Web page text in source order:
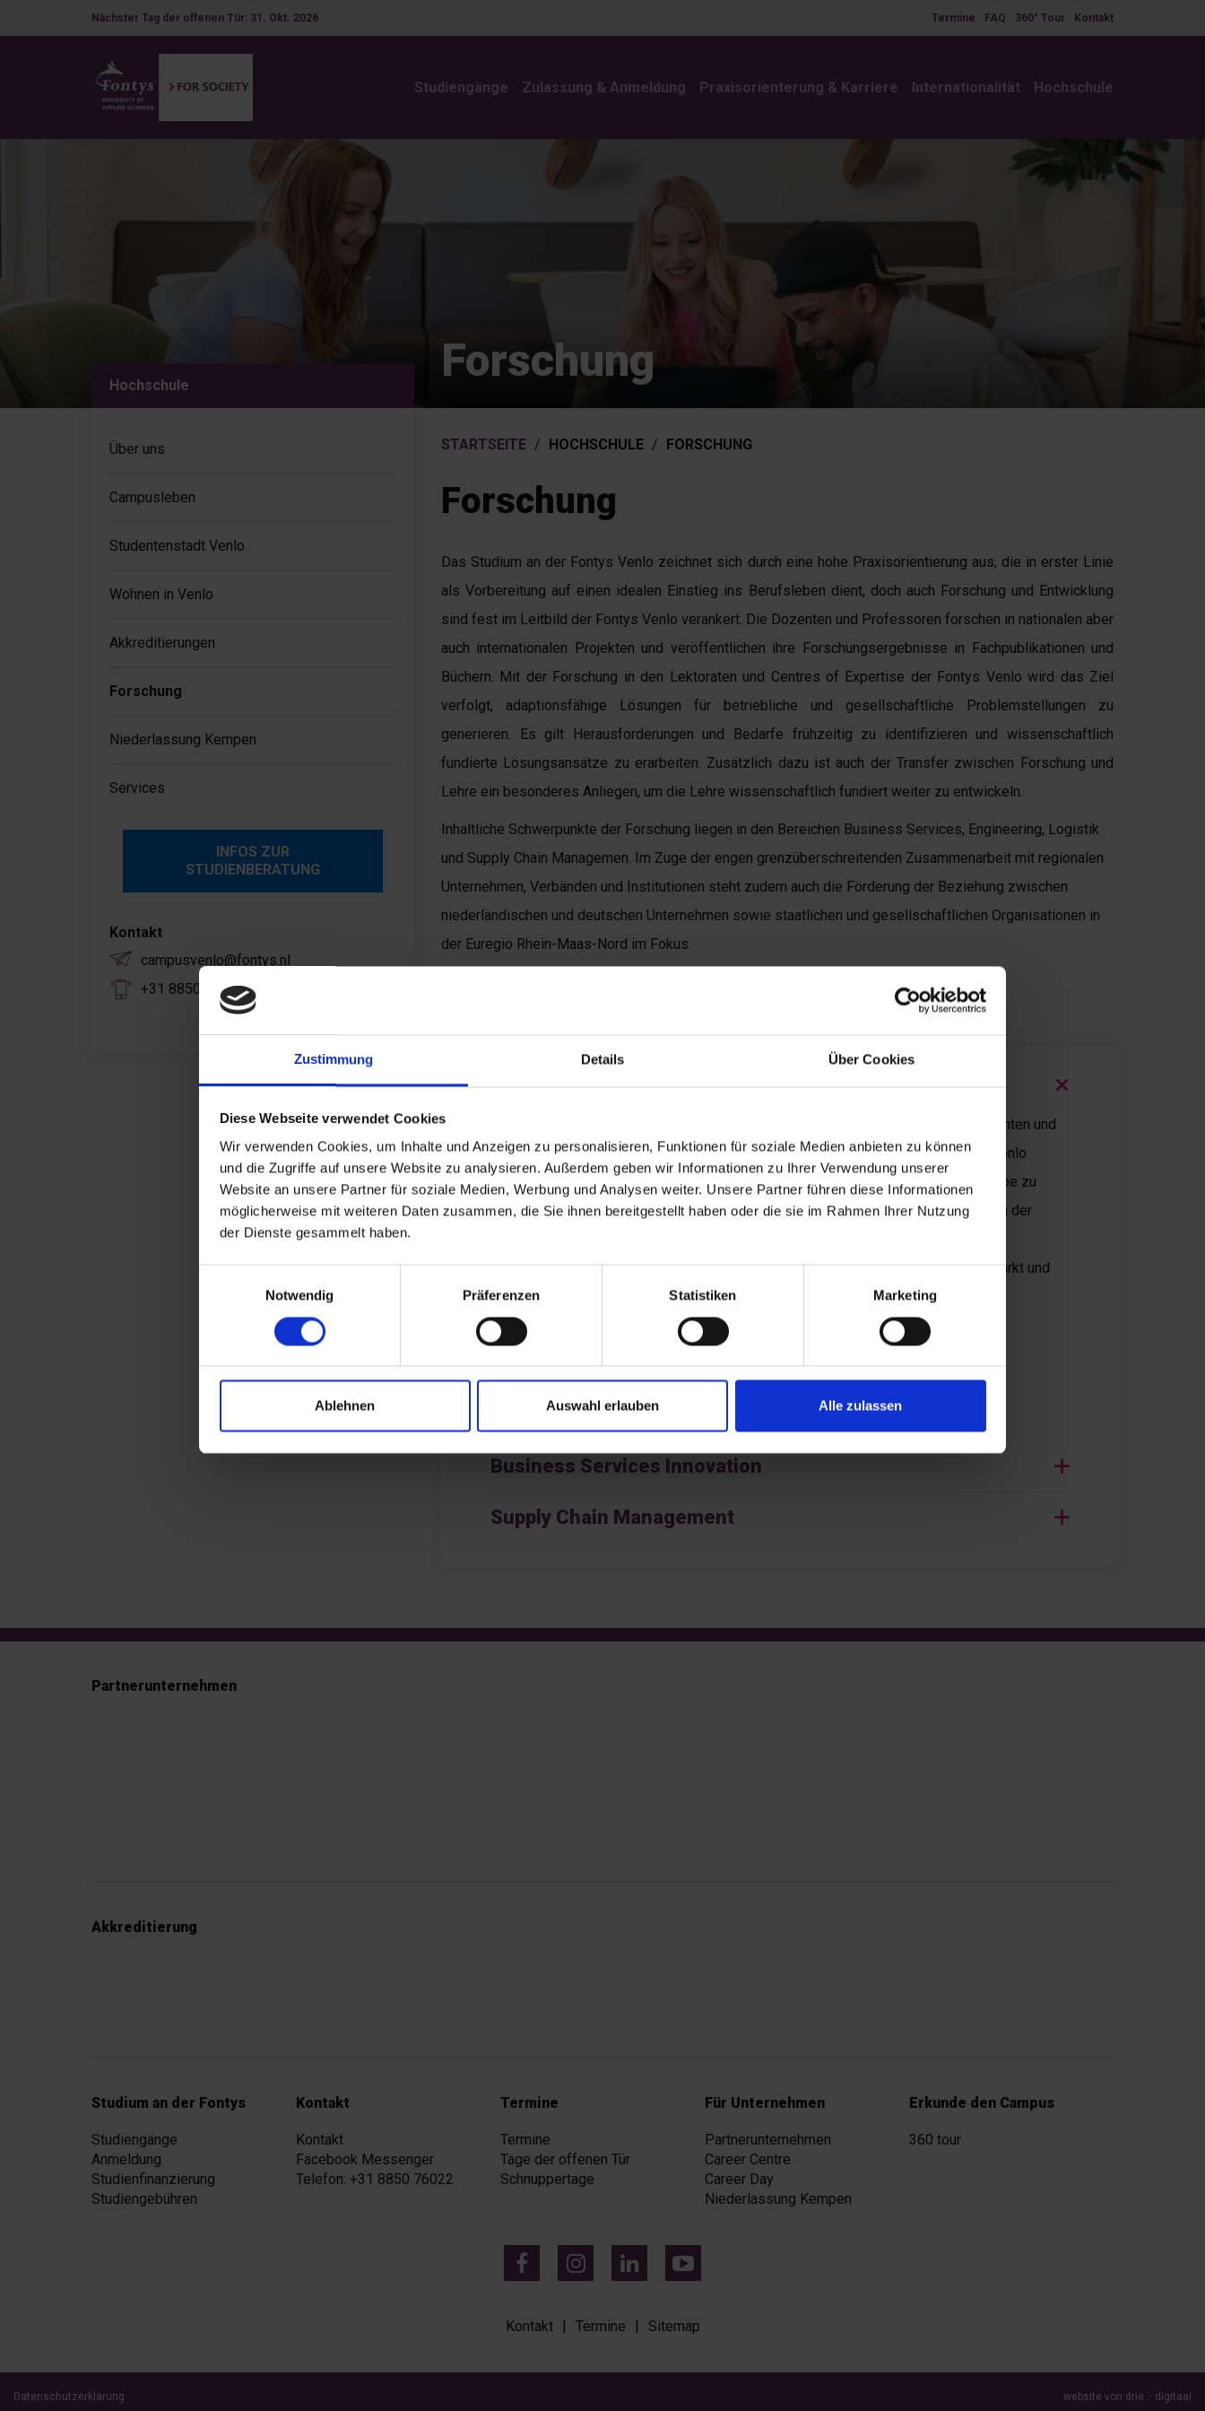
Zustimmung Details Über Cookies
Diese Webseite verwendet Cookies
Wir verwenden Cookies, um Inhalte und Anzeigen zu personalisieren, Funktionen für soziale Medien anbieten zu können
und die Zugriffe auf unsere Website zu analysieren. Außerdem geben wir Informationen zu Ihrer Verwendung unserer
Website an unsere Partner für soziale Medien, Werbung und Analysen weiter. Unsere Partner führen diese Informationen
möglicherweise mit weiteren Daten zusammen, die Sie ihnen bereitgestellt haben oder die sie im Rahmen Ihrer Nutzung
der Dienste gesammelt haben.
Notwendig
Präferenzen Statistiken Marketing
Ablehnen Auswahl erlauben Alle zulassen
Nächster Tag der offenen Tür: 31. Okt. 2026 Termine FAQ 360° Tour Kontakt
Studiengänge Zulassung & Anmeldung Praxisorienterung & Karriere Internationalität Hochschule
Forschung
Hochschule
Über uns
Campusleben
Studentenstadt Venlo
Wohnen in Venlo
Akkreditierungen
Forschung
Niederlassung Kempen
Services
INFOS ZUR
STUDIENBERATUNG
Kontakt
campusvenlo@fontys.nl
+31 8850 76022
STARTSEITE / HOCHSCHULE / FORSCHUNG
Forschung
Das Studium an der Fontys Venlo zeichnet sich durch eine hohe Praxisorientierung aus, die in erster Linie
als Vorbereitung auf einen idealen Einstieg ins Berufsleben dient, doch auch Forschung und Entwicklung
sind fest im Leitbild der Fontys Venlo verankert. Die Dozenten und Professoren forschen in nationalen aber
auch internationalen Projekten und veröffentlichen ihre Forschungsergebnisse in Fachpublikationen und
Büchern. Mit der Forschung in den Lektoraten und Centres of Expertise der Fontys Venlo wird das Ziel
verfolgt, adaptionsfähige Lösungen für betriebliche und gesellschaftliche Problemstellungen zu
generieren. Es gilt Herausforderungen und Bedarfe frühzeitig zu identifizieren und wissenschaftlich
fundierte Lösungsansätze zu erarbeiten. Zusätzlich dazu ist auch der Transfer zwischen Forschung und
Lehre ein besonderes Anliegen, um die Lehre wissenschaftlich fundiert weiter zu entwickeln.
Inhaltliche Schwerpunkte der Forschung liegen in den Bereichen Business Services, Engineering, Logistik
und Supply Chain Managemen. Im Zuge der engen grenzüberschreitenden Zusammenarbeit mit regionalen
Unternehmen, Verbänden und Institutionen steht zudem auch die Förderung der Beziehung zwischen
niederländischen und deutschen Unternehmen sowie staatlichen und gesellschaftlichen Organisationen in
der Euregio Rhein-Maas-Nord im Fokus.
Cross-Border Business Development
Das Forschungszentrum „Cross-Border Business Development“ unterstützt Studenten und
Firmen darin, die Chancen, die sich aus der Internationalität in der Region rundum Venlo
ergeben, zu erkennen und zu nutzen. Zu den Themen, in denen die Forschungsgruppe zu
Hause ist, gehören: Grenzüberschreitendes Verbraucherverhalten, Nischenmärkte in der
wirtschaftliche Gründungsklima in Grenzregionen, grenzüberschreitender Arbeitsmarkt und
grenzüberschreitendes regionales Branding.
MEHR INFOS
Business Services Innovation
Supply Chain Management
Partnerunternehmen
Akkreditierung
Studium an der Fontys
Studiengänge
Anmeldung
Studienfinanzierung
Studiengebühren
Kontakt
Kontakt
Facebook Messenger
Telefon: +31 8850 76022
Termine
Termine
Tage der offenen Tür
Schnuppertage
Für Unternehmen
Partnerunternehmen
Career Centre
Career Day
Niederlassung Kempen
Erkunde den Campus
360 tour
Kontakt Termine Sitemap
Datenschutzerklärung website von drie ⴾ digitaal